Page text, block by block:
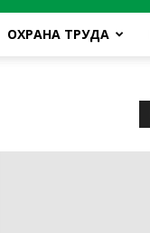
ОХРАНА ТРУДА